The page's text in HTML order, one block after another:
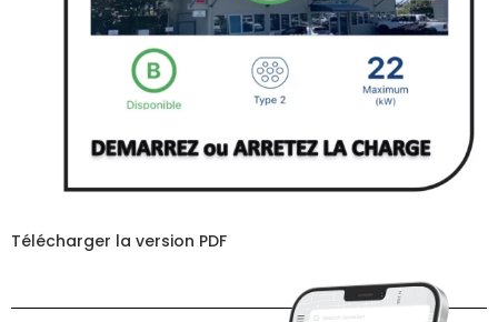
Télécharger la version PDF